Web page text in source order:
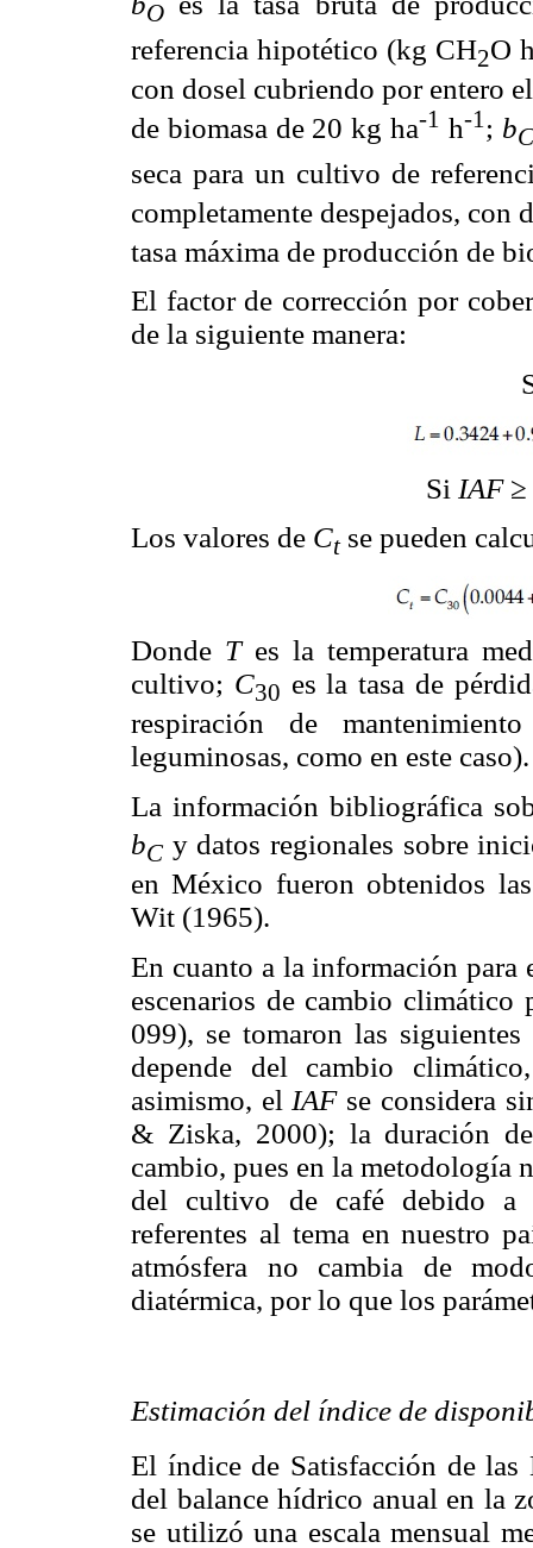
O
referencia hipotético (kg CH2O
con dosel cubriendo por entero
de biomasa de 20 kg ha-1 h-1 ; bC
seca para un cultivo de
completamente despejados, con
tasa máxima de producción de
El factor de corrección por
de la siguiente manera:
Si IAF≥
Los valores de Ctse pueden
Donde Tes la temperatura
cultivo; C30 es la tasa de
respiración de
leguminosas, como en este caso).
La información bibliográfica
bC y datos regionales sobre
en México fueron obtenidos
Wit (1965).
En cuanto a la información
escenarios de cambio
099), se tomaron las
depende del cambio
asimismo, el IAFse considera
& Ziska, 2000); la duración
cambio, pues en la metodología
del cultivo de café debido a
referentes al tema en nuestro
atmósfera no cambia de
diatérmica, por lo que los
Estimación del índice de
El índice de Satisfacción de las
del balance hídrico anual en la
se utilizó una escala mensual